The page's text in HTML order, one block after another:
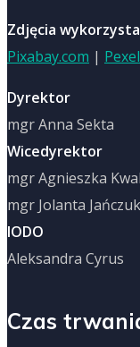
Zdjęcia
Pixabay.com |
Dyrektor
mgr Anna Sekta
Wicedyrektor
mgr Agnieszka
mgr Jolanta Jańczuk
IODO
Aleksandra Cyrus
Czas